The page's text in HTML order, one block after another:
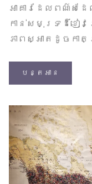
អាគារដែលពណ៌សដ
កាន់សមុទ្រដ៏ខៀវជ្
ភាពស្អាតដូចកាត
បន្តអាន